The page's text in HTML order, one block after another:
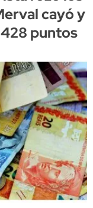
cayó y
puntos